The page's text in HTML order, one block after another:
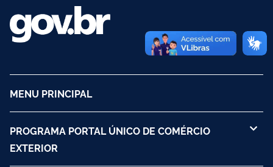
MENU PRINCIPAL
PROGRAMA PORTAL ÚNICO DE COMÉRCIO
EXTERIOR